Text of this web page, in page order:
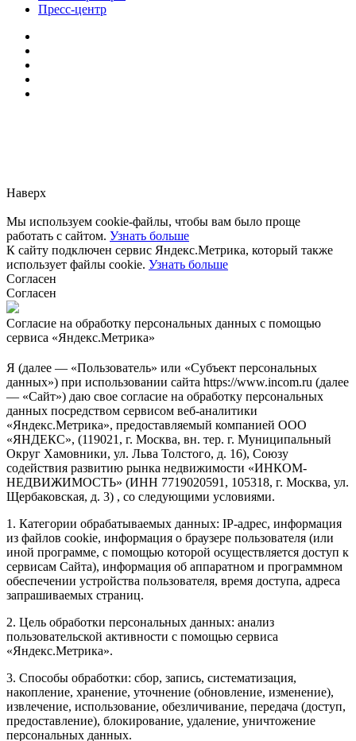
Пресс-центр
Наверх
Мы используем cookie-файлы, чтобы вам было проще
работать с сайтом. Узнать больше
К сайту подключен сервис Яндекс.Метрика, который также
использует файлы cookie. Узнать больше
Согласен
Согласен
Согласие на обработку персональных данных с помощью
сервиса «Яндекс.Метрика»
Я (далее — «Пользователь» или «Субъект персональных
данных») при использовании сайта https://www.incom.ru (далее
— «Сайт») даю свое согласие на обработку персональных
данных посредством сервисом веб-аналитики
«Яндекс.Метрика», предоставляемый компанией ООО
«ЯНДЕКС», (119021, г. Москва, вн. тер. г. Муниципальный
Округ Хамовники, ул. Льва Толстого, д. 16), Союзу
содействия развитию рынка недвижимости «ИНКОМ-
НЕДВИЖИМОСТЬ» (ИНН 7719020591, 105318, г. Москва, ул.
Щербаковская, д. 3) , со следующими условиями.
1. Категории обрабатываемых данных: IP-адрес, информация
из файлов cookie, информация о браузере пользователя (или
иной программе, с помощью которой осуществляется доступ к
сервисам Сайта), информация об аппаратном и программном
обеспечении устройства пользователя, время доступа, адреса
запрашиваемых страниц.
2. Цель обработки персональных данных: анализ
пользовательской активности с помощью сервиса
«Яндекс.Метрика».
3. Способы обработки: сбор, запись, систематизация,
накопление, хранение, уточнение (обновление, изменение),
извлечение, использование, обезличивание, передача (доступ,
предоставление), блокирование, удаление, уничтожение
персональных данных.